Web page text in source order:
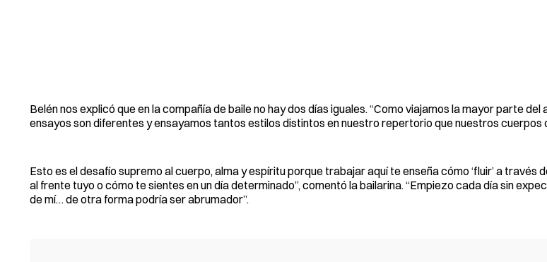
Belén nos explicó que en la compañía de baile no hay dos días iguales. “Como viajamos la mayor parte
ensayos son diferentes y ensayamos tantos estilos distintos en nuestro repertorio que nuestros cuerpos
Esto es el desafío supremo al cuerpo, alma y espíritu porque trabajar aquí te enseña cómo ‘fluir’ a través
al frente tuyo o cómo te sientes en un día determinado”, comentó la bailarina. “Empiezo cada día sin
de mí… de otra forma podría ser abrumador”.